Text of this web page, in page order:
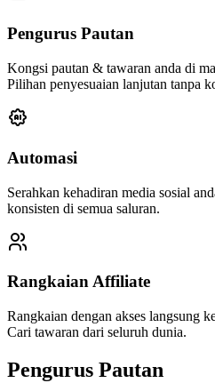
Pengurus Pautan
Kongsi pautan & tawaran anda di
Pilihan penyesuaian lanjutan tanpa
Automasi
Serahkan kehadiran media sosial
konsisten di semua saluran.
Rangkaian Affiliate
Rangkaian dengan akses langsung
Cari tawaran dari seluruh dunia.
Pengurus Pautan